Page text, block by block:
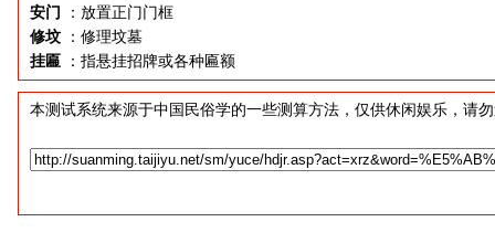
安门
：放置正门门框
修坟
：修理坟墓
挂匾
：指悬挂招牌或各种匾额
本测试系统来源于中国民俗学的一些测算方法，仅供休闲娱乐，请